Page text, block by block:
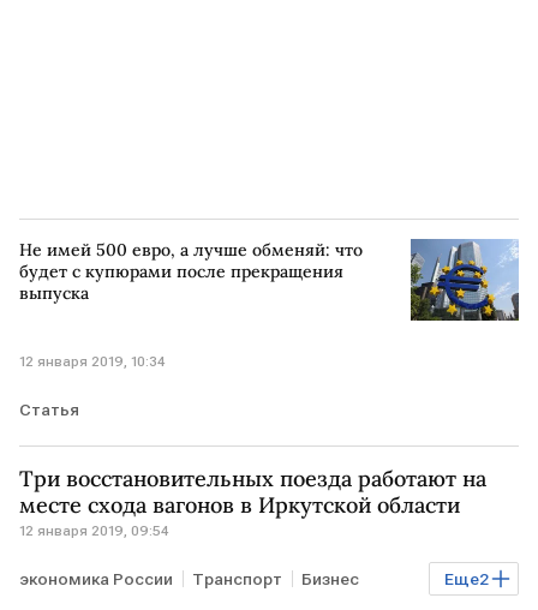
Не имей 500 евро, а лучше обменяй: что
будет с купюрами после прекращения
выпуска
12 января 2019, 10:34
Статья
Три восстановительных поезда работают на
месте схода вагонов в Иркутской области
12 января 2019, 09:54
Еще2
экономика России Транспорт Бизнес